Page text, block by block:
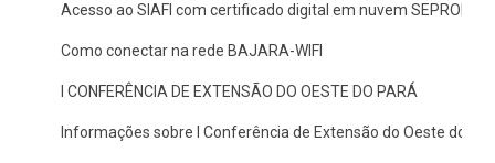
Acesso ao SIAFI com certificado digital em nuvem SEPROID
Como conectar na rede BAJARA-WIFI
I CONFERÊNCIA DE EXTENSÃO DO OESTE DO PARÁ
Informações sobre I Conferência de Extensão do Oeste do